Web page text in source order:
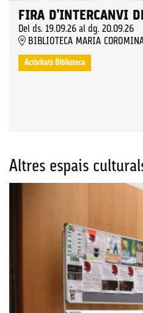
FIRA D’INTERCANVI
Del ds. 19.09.26 al dg. 20.09.26
BIBLIOTECA MARIA
Activitats Biblioteca
Altres espais